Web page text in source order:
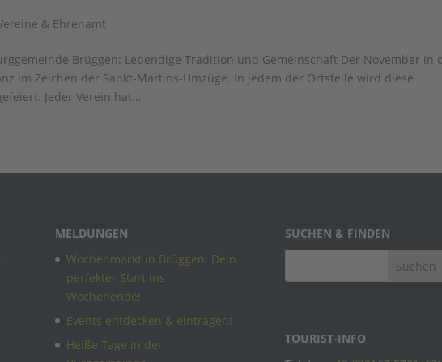
& Ehrenamt
Brüggen: Lebendige Tradition und Gemeinschaft Der November in
im Zeichen der Sankt-Martins-Umzüge. In jedem der Ortsteile wird diese
Jeder Verein hat...
MELDUNGEN
Wochenmarkt in Brüggen: Dein
perfekter Start ins
Wochenende!
Events entdecken & eintragen!
Heiße Tage in der
SUCHEN & FINDEN
TOURIST-INFO